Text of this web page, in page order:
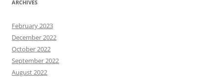
ARCHIVES
February 2023
December 2022
October 2022
September 2022
August 2022